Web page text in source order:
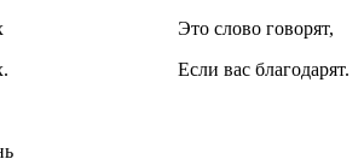
грех Это слово говорят,
всех. Если вас благодарят.